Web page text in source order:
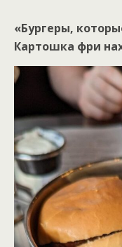
«Бургеры,
Картошка фри